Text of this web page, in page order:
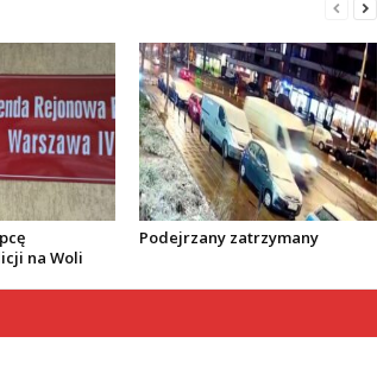
na Woli
Podejrzany zatrzymany